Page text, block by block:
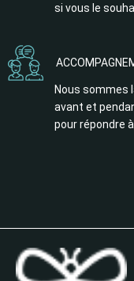
si vous le
Nous sommes
avant et
pour répondre